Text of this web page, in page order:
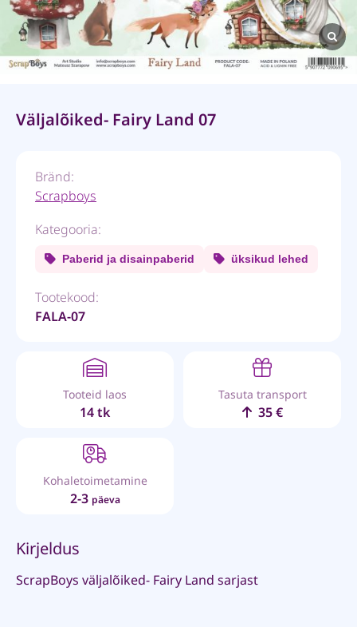
Väljalõiked- Fairy Land 07
Bränd:
Scrapboys
Kategooria:
Paberid ja disainpaberid üksikud lehed
Tootekood:
FALA-07
Tooteid laos
14 tk
Tasuta transport
35 €
Kohaletoimetamine
2-3 päeva
Kirjeldus
ScrapBoys väljalõiked- Fairy Land sarjast